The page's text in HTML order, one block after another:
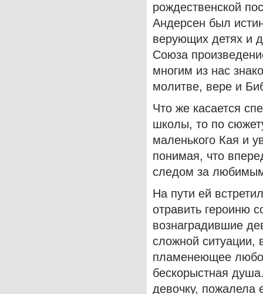
рождественской
Андерсен был
верующих детях и
Союза
многим из нас
молитве, вере и
Что же касается
школы, то по
маленького Кая и
понимая, что
следом за
На пути ей
отравить героиню
вознаградившие
сложной ситуации,
пламенеющее
бескорыстная
девочку, пожалела